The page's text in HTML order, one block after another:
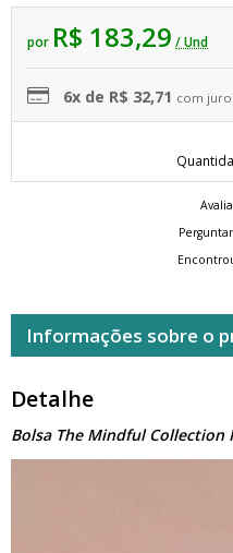
por R$ 183,29 / Und
6x de R$ 32,71 com
Informações sobre o
Detalhe
Bolsa The Mindful Collection